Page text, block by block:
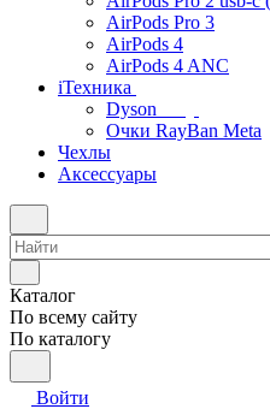
AirPods Pro 3
AirPods 4
AirPods 4 ANC
iТехника
Dyson
Очки RayBan Meta
Чехлы
Аксессуары
Каталог
По всему сайту
По каталогу
Войти